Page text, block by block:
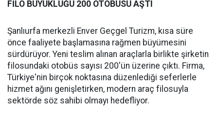
FİLO BÜYÜKLÜĞÜ 200 OTOBÜSÜ AŞTI
Şanlıurfa merkezli Enver Geçgel Turizm, kısa süre
önce faaliyete başlamasına rağmen büyümesini
sürdürüyor. Yeni teslim alınan araçlarla birlikte şirketin
filosundaki otobüs sayısı 200'ün üzerine çıktı. Firma,
Türkiye'nin birçok noktasına düzenlediği seferlerle
hizmet ağını genişletirken, modern araç filosuyla
sektörde söz sahibi olmayı hedefliyor.